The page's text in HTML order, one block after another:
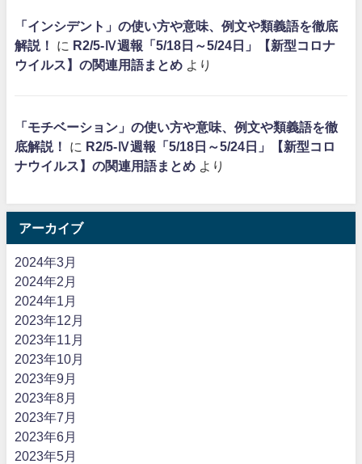
「インシデント」の使い方や意味、例文や類義語を徹底
解説！
に R2/5-Ⅳ週報「5/18日～5/24日」【新型コロナ
ウイルス】の関連用語まとめ より
「モチベーション」の使い方や意味、例文や類義語を徹
底解説！
に R2/5-Ⅳ週報「5/18日～5/24日」【新型コロ
ナウイルス】の関連用語まとめ より
アーカイブ
2024年3月
2024年2月
2024年1月
2023年12月
2023年11月
2023年10月
2023年9月
2023年8月
2023年7月
2023年6月
2023年5月